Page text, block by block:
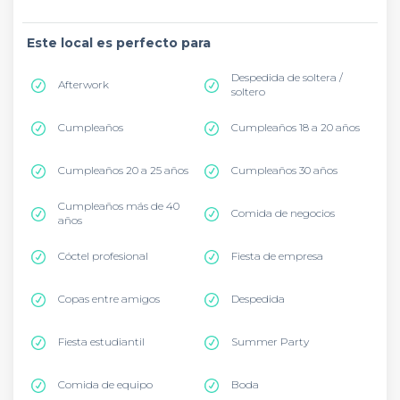
Este local es perfecto para
Afterwork
Despedida de soltera /
soltero
Cumpleaños Cumpleaños 18 a 20 años
Cumpleaños 20 a 25 años Cumpleaños 30 años
Cumpleaños más de 40
años
Comida de negocios
Cóctel profesional Fiesta de empresa
Copas entre amigos Despedida
Fiesta estudiantil Summer Party
Comida de equipo Boda